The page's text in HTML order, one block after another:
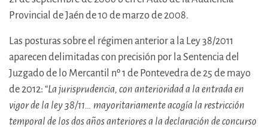
Provincial de Jaén de 10 de marzo de 2008.
Las posturas sobre el régimen anterior a la Ley 38/2011
aparecen delimitadas con precisión por la Sentencia del
Juzgado de lo Mercantil nº 1 de Pontevedra de 25 de mayo
de 2012: “La jurisprudencia, con anterioridad a la entrada en
vigor de la ley 38/11… mayoritariamente acogía la restricción
temporal de los dos años anteriores a la declaración de concurso